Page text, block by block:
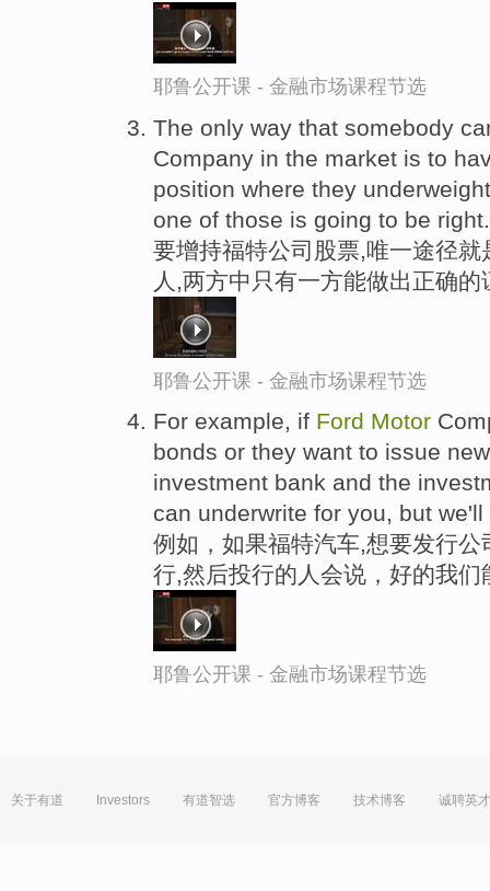
耶鲁公开课 - 金融市场课程节选
The only way that somebody
Company in the market is to
position where they
one of those is going to be right.
要增持福特公司股票,唯一途径
人,两方中只有一方能做出正确的
耶鲁公开课 - 金融市场课程节选
For example, if Ford Motor
bonds or they want to issue
investment bank and the
can underwrite for you, but
例如，如果福特汽车,想要发行
行,然后投行的人会说，好的我们
耶鲁公开课 - 金融市场课程节选
关于有道 Investors 有道智选 官方博客 技术博客 诚聘英才